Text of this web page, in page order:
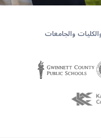
والجامعات